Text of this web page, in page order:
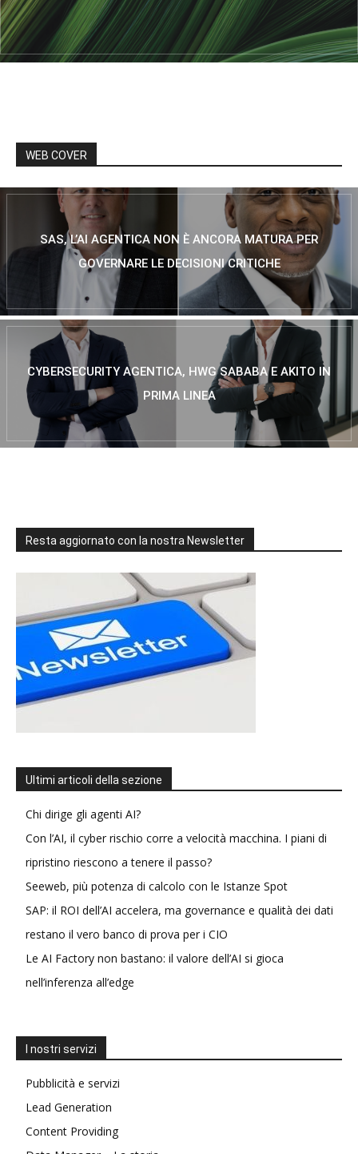
WEB COVER
SAS, L’AI AGENTICA NON È ANCORA MATURA PER
GOVERNARE LE DECISIONI CRITICHE
CYBERSECURITY AGENTICA, HWG SABABA E AKITO IN
PRIMA LINEA
Resta aggiornato con la nostra Newsletter
Ultimi articoli della sezione
Chi dirige gli agenti AI?
Con l’AI, il cyber rischio corre a velocità macchina. I piani di
ripristino riescono a tenere il passo?
Seeweb, più potenza di calcolo con le Istanze Spot
SAP: il ROI dell’AI accelera, ma governance e qualità dei dati
restano il vero banco di prova per i CIO
Le AI Factory non bastano: il valore dell’AI si gioca
nell’inferenza all’edge
I nostri servizi
Pubblicità e servizi
Lead Generation
Content Providing